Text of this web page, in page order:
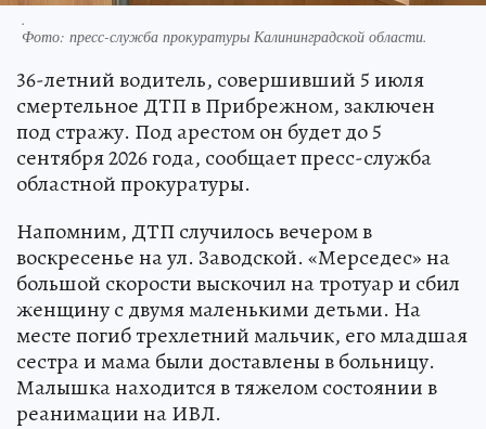
.
Фото: пресс-служба прокуратуры Калининградской области.
36-летний водитель, совершивший 5 июля
смертельное ДТП в Прибрежном, заключен
под стражу. Под арестом он будет до 5
сентября 2026 года, сообщает пресс-служба
областной прокуратуры.
Напомним, ДТП случилось вечером в
воскресенье на ул. Заводской. «Мерседес» на
большой скорости выскочил на тротуар и сбил
женщину с двумя маленькими детьми. На
месте погиб трехлетний мальчик, его младшая
сестра и мама были доставлены в больницу.
Малышка находится в тяжелом состоянии в
реанимации на ИВЛ.